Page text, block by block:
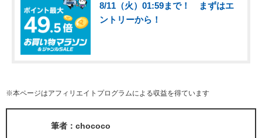
8/11（火）01:59まで！ まずはエ
ントリーから！
※本ページはアフィリエイトプログラムによる収益を得ています
筆者：chococo